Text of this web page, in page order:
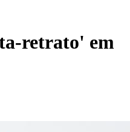
retrato' em